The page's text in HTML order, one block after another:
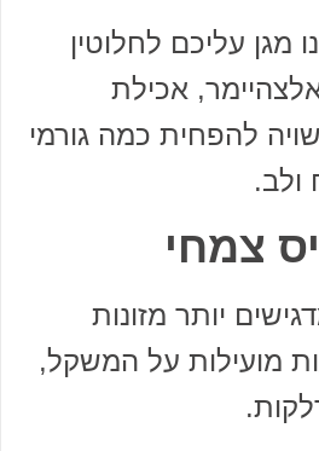
מגן עליכם לחלוטין
אכילת
להפחית כמה גורמי
ולב.
צמחי
יותר מזונות
מועילות על המשקל,